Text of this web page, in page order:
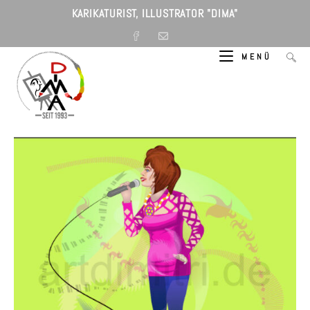
KARIKATURIST, ILLUSTRATOR "DIMA"
MENÜ